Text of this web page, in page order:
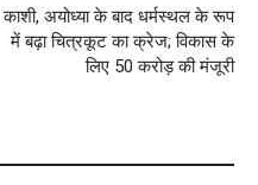
काशी, अयोध्या के बाद धर्मस्थल के रूप
में बढ़ा चित्रकूट का क्रेज; विकास के
लिए 50 करोड़ की मंजूरी